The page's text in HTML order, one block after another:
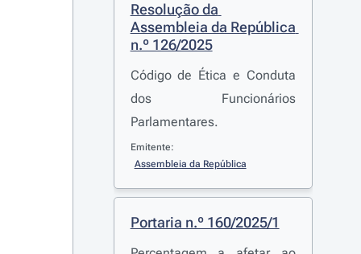
Resolução da
Assembleia da República
n.º 126/2025
Código de Ética e Conduta
dos Funcionários
Parlamentares.
Emitente:
Assembleia da República
Portaria n.º 160/2025/1